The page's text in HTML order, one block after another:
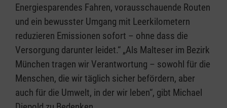
Energiesparendes Fahren, vorausschauende Routen
und ein bewusster Umgang mit Leerkilometern
reduzieren Emissionen sofort – ohne dass die
Versorgung darunter leidet.“ „Als Malteser im Bezirk
München tragen wir Verantwortung – sowohl für die
Menschen, die wir täglich sicher befördern, aber
auch für die Umwelt, in der wir leben“, gibt Michael